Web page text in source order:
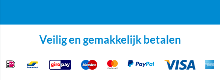
Veilig en gemakkelijk betalen